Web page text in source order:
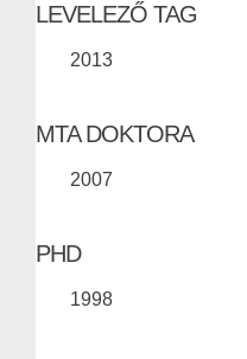
LEVELEZŐ TAG
2013
MTA DOKTORA
2007
PHD
1998